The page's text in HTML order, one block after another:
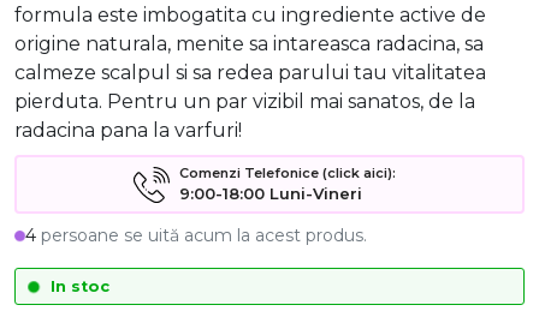
formula este imbogatita cu ingrediente active de
origine naturala, menite sa intareasca radacina, sa
calmeze scalpul si sa redea parului tau vitalitatea
pierduta. Pentru un par vizibil mai sanatos, de la
radacina pana la varfuri!
Comenzi Telefonice (click aici):
9:00-18:00 Luni-Vineri
4 persoane se uită acum la acest produs.
In stoc